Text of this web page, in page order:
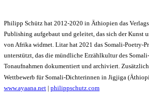
Philipp Schütz hat 2012-2020 in Äthiopien das
Publishing aufgebaut und geleitet, das sich der Kunst
von Afrika widmet. Litar hat 2021 das Somali-Poetry-
unterstützt, das die mündliche Erzählkultur des
Tonaufnahmen dokumentiert und archiviert.
Wettbewerb für Somali-Dichterinnen in Jigjiga
www.ayaana.net | philippschutz.com